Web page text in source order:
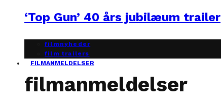
‘Top Gun’ 40 års jubilæum trailer
filmnyheder
film trailers
FILMANMELDELSER
filmanmeldelser